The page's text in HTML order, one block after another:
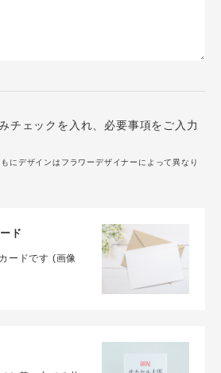
チェックを入れ、必要事項をご入力
にデザインはフラワーデザイナーによって異なり
ド
ードです (画像